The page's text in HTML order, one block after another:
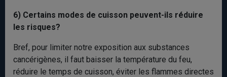
6) Certains modes de cuisson peuvent-ils réduire
les risques?
Bref, pour limiter notre exposition aux substances
cancérigènes, il faut baisser la température du feu,
réduire le temps de cuisson, éviter les flammes directes